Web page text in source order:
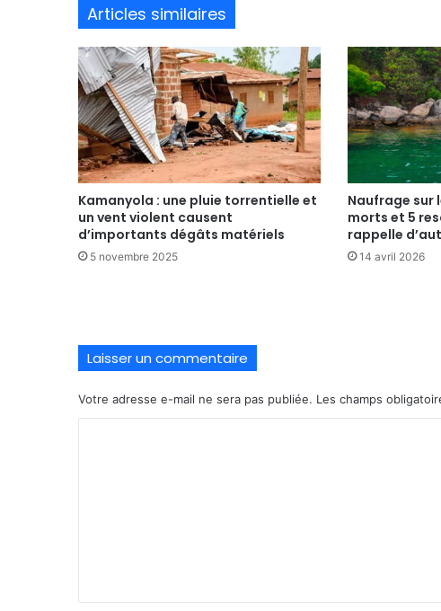
Articles similaires
Kamanyola : une pluie torrentielle et
un vent violent causent
d’importants dégâts matériels
5 novembre 2025
Naufrage sur
morts et 5
rappelle
14 avril 2026
Laisser un commentaire
Votre adresse e-mail ne sera pas publiée. Les champs